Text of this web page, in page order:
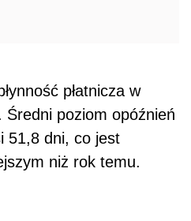
płatnicza w
poziom opóźnień
51,8 dni, co jest
niż rok temu.